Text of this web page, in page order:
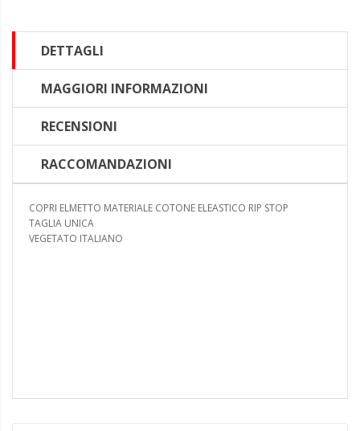
DETTAGLI
MAGGIORI INFORMAZIONI
RECENSIONI
RACCOMANDAZIONI
COPRI ELMETTO MATERIALE COTONE ELEASTICO RIP STOP
TAGLIA UNICA
VEGETATO ITALIANO